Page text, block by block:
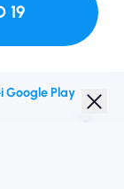
19
Google Play